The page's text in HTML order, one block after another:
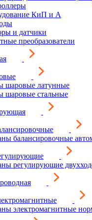
КиП и А
и датчики
преобразователи
шаровые латунные
шаровые стальные
балансировочные
регулирующие
электромагнитные